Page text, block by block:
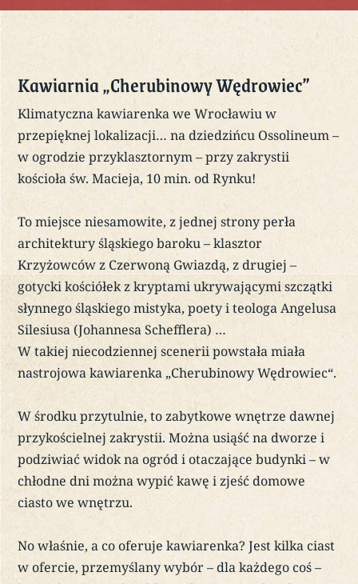
Kawiarnia „Cherubinowy Wędrowiec”
Klimatyczna kawiarenka we Wrocławiu w
przepięknej lokalizacji… na dziedzińcu Ossolineum –
w ogrodzie przyklasztornym – przy zakrystii
kościoła św. Macieja, 10 min. od Rynku!
To miejsce niesamowite, z jednej strony perła
architektury śląskiego baroku – klasztor
Krzyżowców z Czerwoną Gwiazdą, z drugiej –
gotycki kościółek z kryptami ukrywającymi szczątki
słynnego śląskiego mistyka, poety i teologa Angelusa
Silesiusa (Johannesa Schefflera) …
W takiej niecodziennej scenerii powstała miała
nastrojowa kawiarenka „Cherubinowy Wędrowiec“.
W środku przytulnie, to zabytkowe wnętrze dawnej
przykościelnej zakrystii. Można usiąść na dworze i
podziwiać widok na ogród i otaczające budynki – w
chłodne dni można wypić kawę i zjeść domowe
ciasto we wnętrzu.
No właśnie, a co oferuje kawiarenka? Jest kilka ciast
w ofercie, przemyślany wybór – dla każdego coś –